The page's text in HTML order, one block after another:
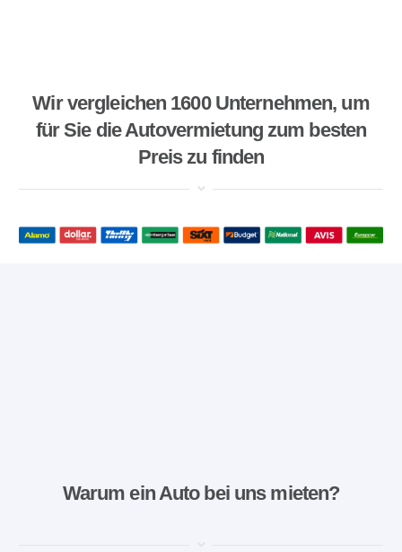
Wir vergleichen 1600 Unternehmen, um
für Sie die Autovermietung zum besten
Preis zu finden
Warum ein Auto bei uns mieten?